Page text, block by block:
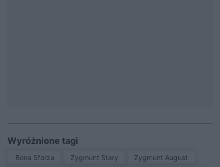
Wyróżnione tagi
Bona Sforza Zygmunt Stary
Zygmunt August